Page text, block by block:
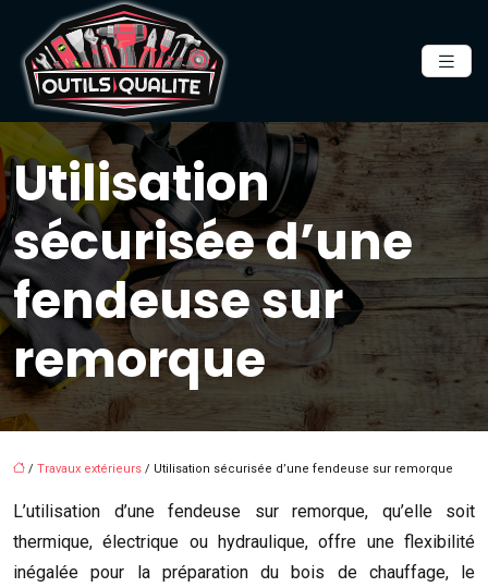
Utilisation
sécurisée d’une
fendeuse sur
remorque
/ Travaux extérieurs / Utilisation sécurisée d’une fendeuse sur remorque
L’utilisation d’une fendeuse sur remorque, qu’elle soit
thermique, électrique ou hydraulique, offre une flexibilité
inégalée pour la préparation du bois de chauffage, le